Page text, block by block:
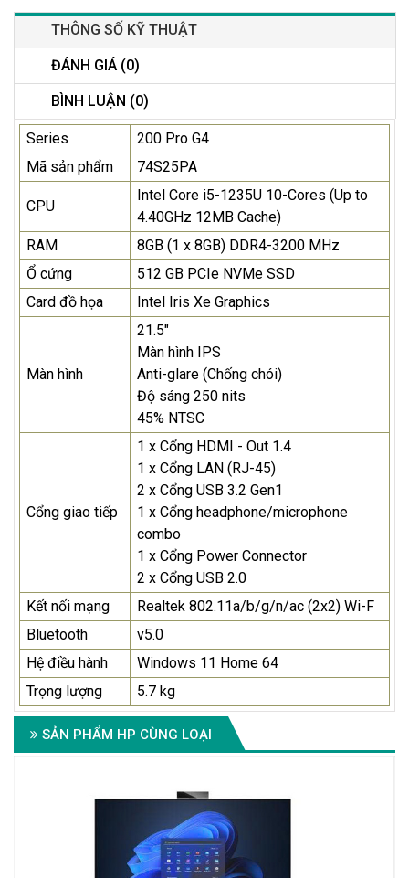
THÔNG SỐ KỸ THUẬT
ĐÁNH GIÁ (0)
BÌNH LUẬN (0)
Series
200 Pro G4
Mã sản phẩm
74S25PA
CPU
Intel Core i5-1235U 10-Cores (Up to
4.40GHz 12MB Cache)
RAM
8GB (1 x 8GB) DDR4-3200 MHz
Ổ cứng
512 GB PCIe NVMe SSD
Card đồ họa
Intel Iris Xe Graphics
Màn hình
21.5"
Màn hình IPS
Anti-glare (Chống chói)
Độ sáng 250 nits
45% NTSC
Cổng giao tiếp
1 x Cổng HDMI - Out 1.4
1 x Cổng LAN (RJ-45)
2 x Cổng USB 3.2 Gen1
1 x Cổng headphone/microphone
combo
1 x Cổng Power Connector
2 x Cổng USB 2.0
Kết nối mạng
Realtek 802.11a/b/g/n/ac (2x2) Wi-F
Bluetooth
v5.0
Hệ điều hành
Windows 11 Home 64
Trọng lượng
5.7 kg
SẢN PHẨM HP CÙNG LOẠI